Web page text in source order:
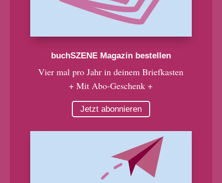
buchSZENE Magazin bestellen
Vier mal pro Jahr in deinem Briefkasten
+ Mit Abo-Geschenk +
Jetzt abonnieren